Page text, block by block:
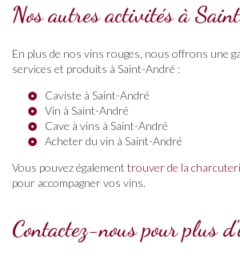
Nos autres activités à
En plus de nos vins rouges, nous offrons une
services et produits à Saint-André :
Caviste à Saint-André
Vin à Saint-André
Cave à vins à Saint-André
Acheter du vin à Saint-André
Vous pouvez également trouver de la
pour accompagner vos vins.
Contactez-nous pour plus